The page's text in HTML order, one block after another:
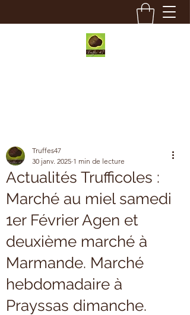
Actualités Trufficoles :
Marché au miel samedi
1er Février Agen et
deuxième marché à
Marmande. Marché
hebdomadaire à
Prayssas dimanche.
Truffes47
30 janv. 2025 1 min de lecture